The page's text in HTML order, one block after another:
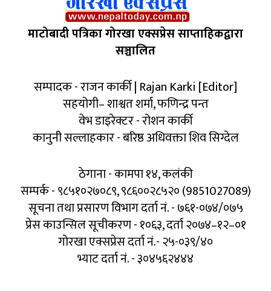
माटोबादी पत्रिका गोरखा एक्सप्रेस साप्ताहिकद्वारा
सञ्चालित
सम्पादक - राजन कार्की | Rajan Karki [Editor]
सहयोगी– शाश्वत शर्मा, फणिन्द्र पन्त
वेभ डाइरेक्टर - रोशन कार्की
कानुनी सल्लाहकार - बरिष्ठ अधिवक्ता शिव सिग्देल
ठेगाना - कामपा १४, कलंकी
सम्पर्क - ९८५१०२७०८९, ९८६००२८५२० (9851027089)
सूचना तथा प्रसारण विभाग दर्ता नं. - ७६१-०७४/०७५
प्रेस काउन्सिल सूचीकरण - १०६३, दर्ता २०७४–१२–०१
गोरखा एक्सप्रेस दर्ता नं.- २५-०३९/४०
भ्याट दर्ता नं. - ३०४५६२४४४